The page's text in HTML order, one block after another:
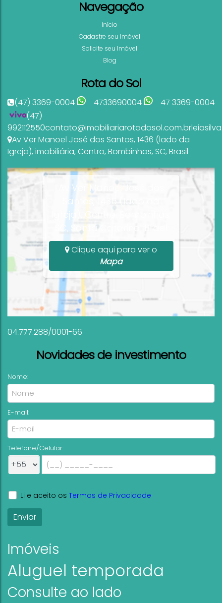
Navegação
Início
Cadastre seu Imóvel
Solicite seu Imóvel
Blog
Rota do Sol
(47) 3369-0004 4733690004
47 3369-0004
(47)
992112550contato@imobiliariarotadosol.com.br
Av Ver Manoel José dos Santos, 1436 (lado da
Igreja), imobiliária, Centro, Bombinhas, SC, Brasil
Av Ver Manoel José dos
Santos, 1436 (lado da
Igreja), Centro, Bombinhas,
SC, Santa Catarina, Brasil
Clique aqui para ver o
Mapa
04.777.288/0001-66
Novidades de investimento
Nome:
E-mail:
Telefone/Celular:
Li e aceito os Termos de Privacidade
Imóveis
Aluguel temporada
Consulte ao lado